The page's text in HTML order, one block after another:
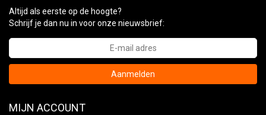
Altijd als eerste op de hoogte?
Schrijf je dan nu in voor onze nieuwsbrief:
Aanmelden
MIJN ACCOUNT